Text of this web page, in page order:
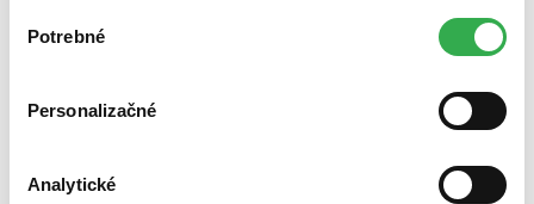
nám pomohlo, keby sme mohli používať všetky tieto
súhlasu
Potrebné
Personalizačné
Analytické
Zoradiť